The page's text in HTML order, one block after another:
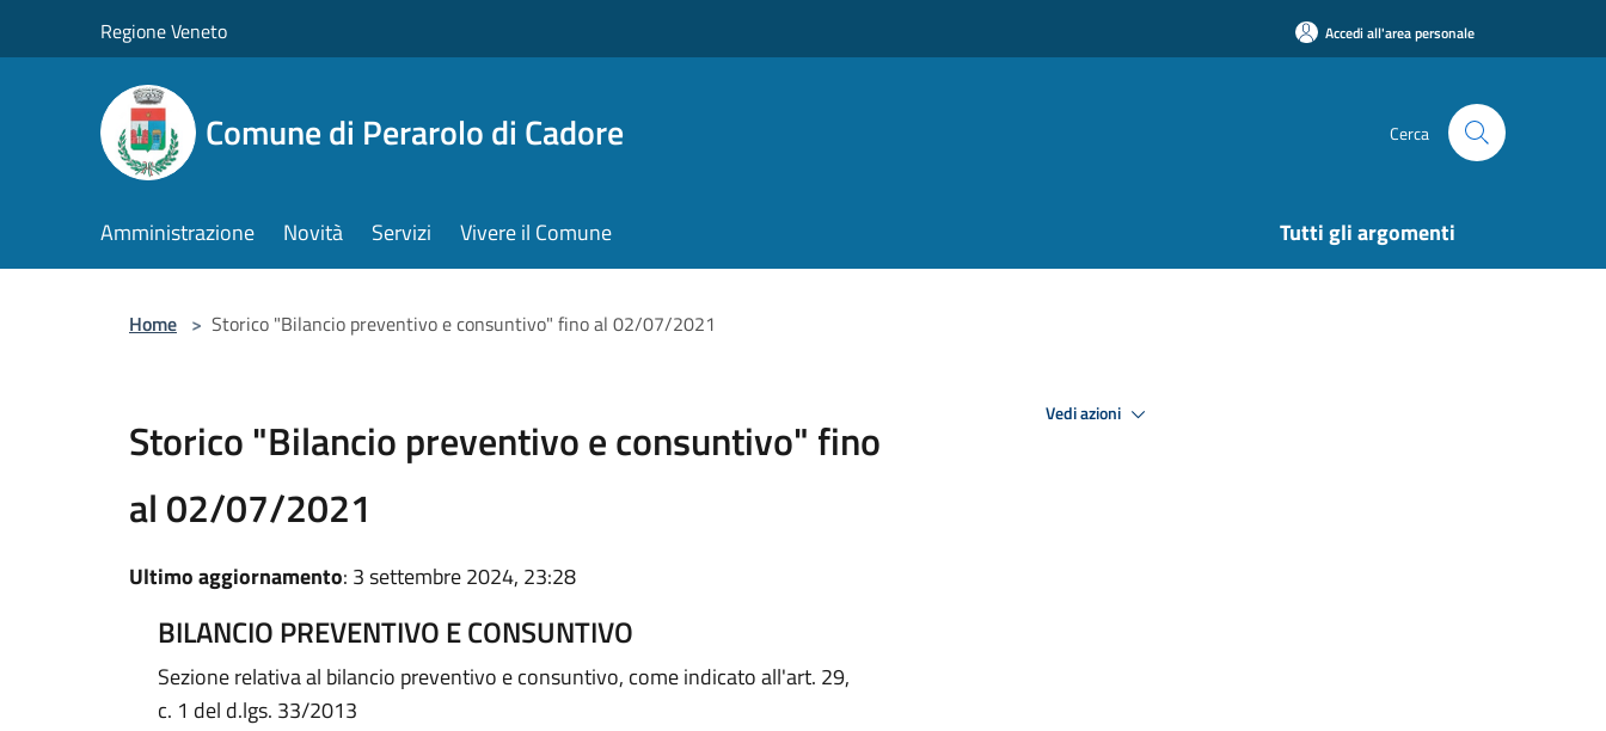
Regione Veneto Accedi all'area personale
Comune di Perarolo di Cadore Cerca
Amministrazione Novità Servizi Vivere il Comune Tutti gli argomenti
Home > Storico "Bilancio preventivo e consuntivo" fino al 02/07/2021
Storico "Bilancio preventivo e consuntivo" fino
al 02/07/2021
Ultimo aggiornamento: 3 settembre 2024, 23:28
BILANCIO PREVENTIVO E CONSUNTIVO
Sezione relativa al bilancio preventivo e consuntivo, come indicato all'art. 29,
c. 1 del d.lgs. 33/2013
Vedi azioni